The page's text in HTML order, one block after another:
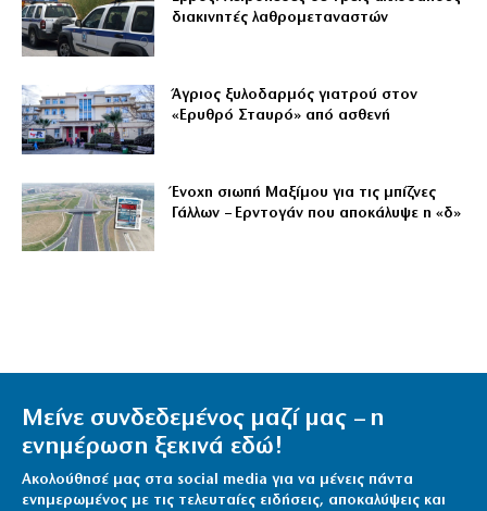
διακινητές λαθρομεταναστών
Άγριος ξυλοδαρμός γιατρού στον
«Ερυθρό Σταυρό» από ασθενή
Ένοχη σιωπή Μαξίμου για τις μπίζνες
Γάλλων – Ερντογάν που αποκάλυψε η «δ»
Μείνε συνδεδεμένος μαζί μας – η
ενημέρωση ξεκινά εδώ!
Ακολούθησέ μας στα social media για να μένεις πάντα
ενημερωμένος με τις τελευταίες ειδήσεις, αποκαλύψεις και